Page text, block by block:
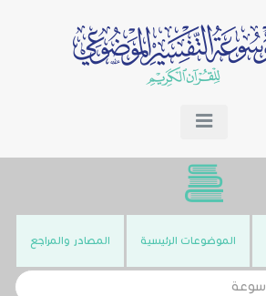
الموضوعات الرئيسية المصادر والمراجع